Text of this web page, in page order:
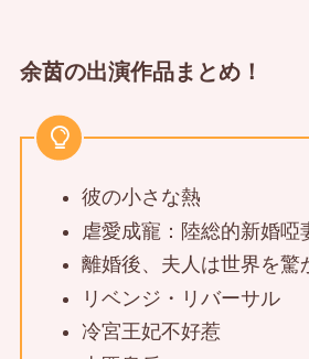
余茵の出演作品まとめ！
彼の小さな熱
虐愛成寵：陸総的新婚啞
離婚後、夫人は世界を驚
リベンジ・リバーサル
冷宮王妃不好惹